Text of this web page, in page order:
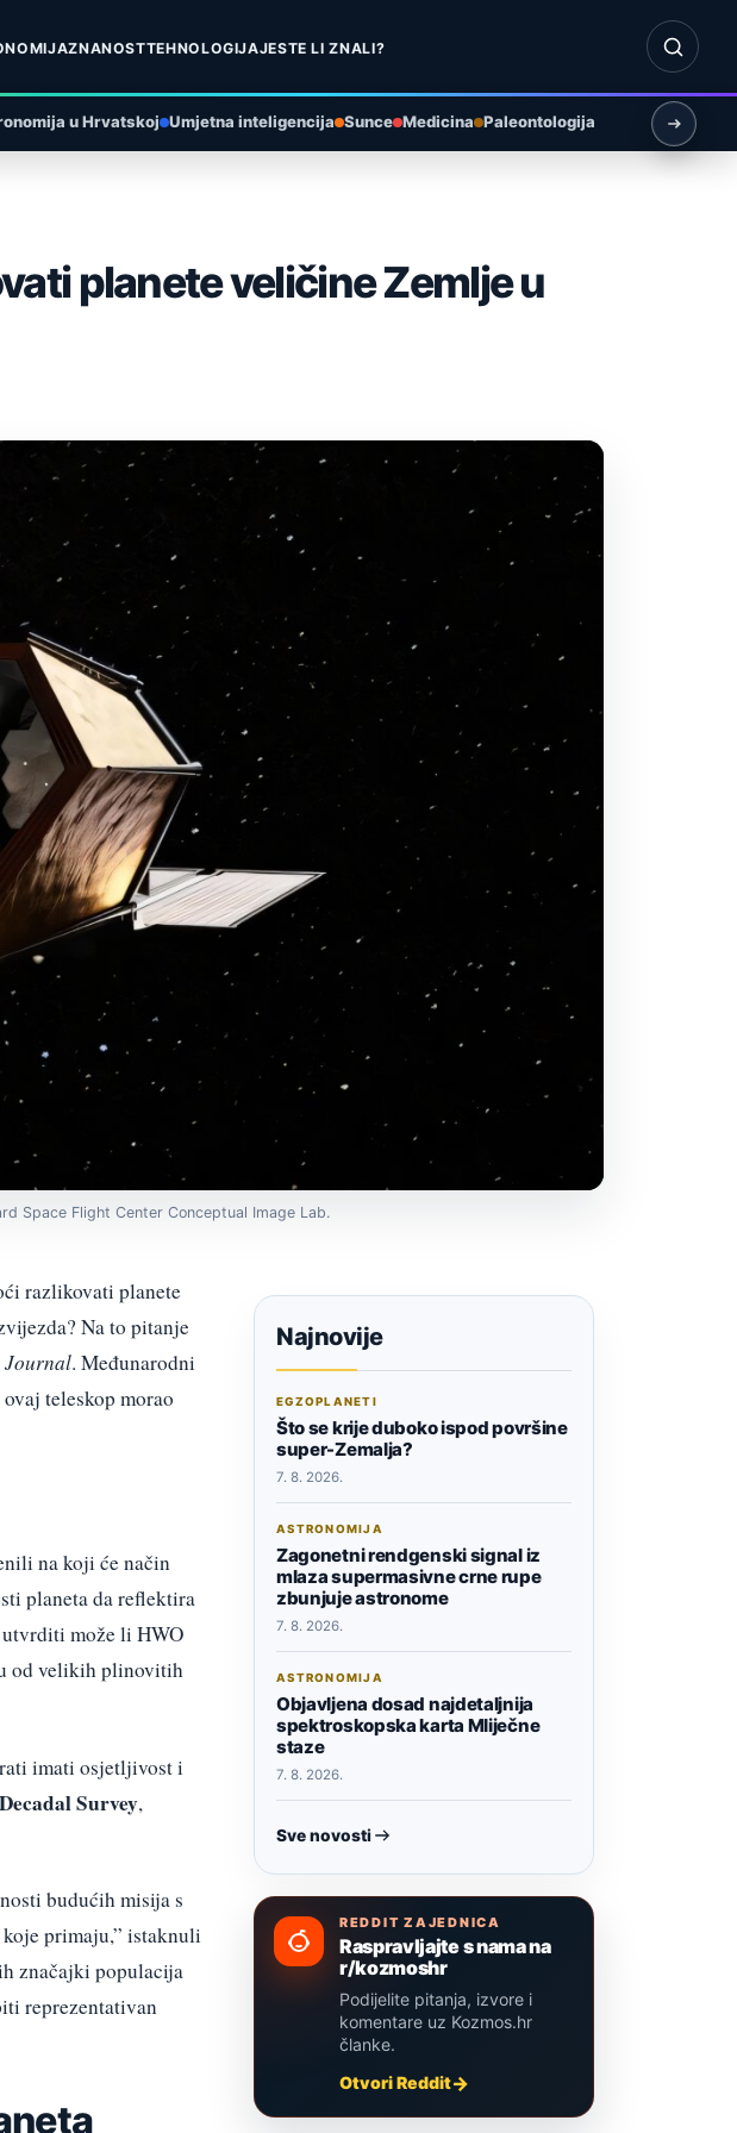
ZNANOSTTEHNOLOGIJAJESTE LI ZNALI?
Otvori
u Hrvatskoj Umjetna inteligencija Sunce Medicina Paleontologija
planete veličine Zemlje u
Space Flight Center Conceptual Image Lab.
razlikovati planete
Na to pitanje
Journal. Međunarodni
teleskop morao
na koji će način
planeta da reflektira
može li HWO
od velikih plinovitih
imati osjetljivost i
Survey,
budućih misija s
primaju,” istaknuli
značajki populacija
reprezentativan
Najnovije
EGZOPLANETI
Što se krije duboko ispod površine
super-Zemalja?
7. 8. 2026.
ASTRONOMIJA
Zagonetni rendgenski signal iz
mlaza supermasivne crne rupe
zbunjuje astronome
7. 8. 2026.
ASTRONOMIJA
Objavljena dosad najdetaljnija
spektroskopska karta Mliječne
staze
7. 8. 2026.
Sve novosti
REDDIT ZAJEDNICA
Raspravljajte s nama na
r/kozmoshr
Podijelite pitanja, izvore i
komentare uz Kozmos.hr
članke.
Otvori Reddit